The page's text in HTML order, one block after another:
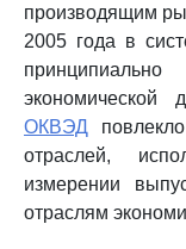
производящим
2005 года в
экономической
ОКВЭД
отраслей,
измерении
отраслям